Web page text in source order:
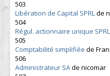
503
Libération de Capital SPRLde
504
Régul. actionnaire unique SPRL
505
Comptabilité simplifiée de
506
Administrateur SAde nicomar